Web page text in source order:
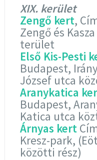
XIX. kerület
Zengő kert,
Zengő és
terület
Első Kis-Pesti
Budapest,
József utca
Aranykatica
Budapest,
Katica utca
Árnyas kert
Kresz-park,
közötti rész)